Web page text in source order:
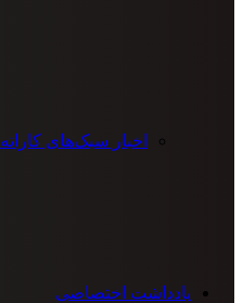
اخبار سبک‌های کاراته
یادداشت اختصاصی